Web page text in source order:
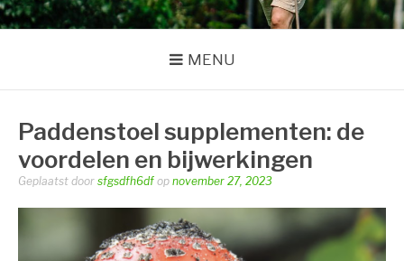
MENU
Paddenstoel supplementen: de
voordelen en bijwerkingen
Geplaatst door sfgsdfh6df op november 27, 2023